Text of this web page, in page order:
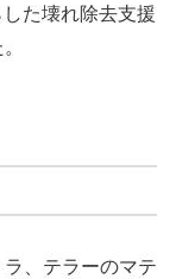
した壊れ除去支援
、テラーのマテ